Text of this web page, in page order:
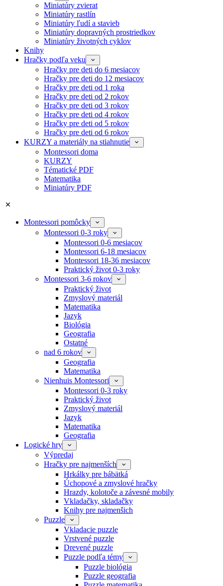
Miniatúry zvierat
Miniatúry rastlín
Miniatúry ľudí a stavieb
Miniatúry dopravných prostriedkov
Miniatúry životných cyklov
Knihy
Hračky podľa veku
Hračky pre deti do 6 mesiacov
Hračky pre deti do 12 mesiacov
Hračky pre deti od 1 roka
Hračky pre deti od 2 rokov
Hračky pre deti od 3 rokov
Hračky pre deti od 4 rokov
Hračky pre deti od 5 rokov
Hračky pre deti od 6 rokov
KURZY a materiály na stiahnutie
Montessori doma
KURZY
Tématické PDF
Matematika
Miniatúry PDF
Montessori pomôcky
Montessori 0-3 roky
Montessori 0-6 mesiacov
Montessori 6-18 mesiacov
Montessori 18-36 mesiacov
Praktický život 0-3 roky
Montessori 3-6 rokov
Praktický život
Zmyslový materiál
Matematika
Jazyk
Biológia
Geografia
Ostatné
nad 6 rokov
Geografia
Matematika
Nienhuis Montessori
Montessori 0-3 roky
Praktický život
Zmyslový materiál
Jazyk
Matematika
Geografia
Logické hry
Výpredaj
Hračky pre najmenších
Hrkálky pre bábätká
Úchopové a zmyslové hračky
Hrazdy, kolotoče a závesné mobily
Vkladačky, skladačky
Knihy pre najmenšich
Puzzle
Vkladacie puzzle
Vrstvené puzzle
Drevené puzzle
Puzzle podľa témy
Puzzle biológia
Puzzle geografia